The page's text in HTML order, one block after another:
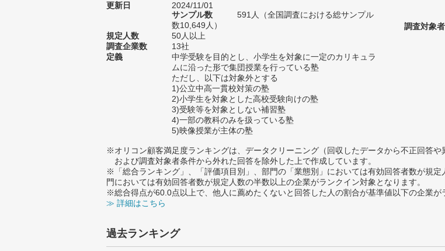
更新日
2024/11/01
サンプル数
591人（全国調査における総サンプル
数10,649人）
規定人数
50人以上
調査企業数
13社
定義
中学受験を目的とし、小学生を対象に一定のカリキュラ
ムに沿った形で集団授業を行っている塾
ただし、以下は対象外とする
1)公立中高一貫校対策の塾
2)小学生を対象とした高校受験向けの塾
3)受験等を対象としない補習塾
4)一部の教科のみを扱っている塾
5)映像授業が主体の塾
調査対象者
※オリコン顧客満足度ランキングは、データクリーニング（回収したデータから不正回答や
および調査対象者条件から外れた回答を除外した上で作成しています。
※「総合ランキング」、「評価項目別」、部門の「業態別」においては有効回答者数が規
門においては有効回答者数が規定人数の半数以上の企業がランクイン対象となります。
※総合得点が60.0点以上で、他人に薦めたくないと回答した人の割合が基準値以下の企業が
≫ 詳細はこちら
過去ランキング